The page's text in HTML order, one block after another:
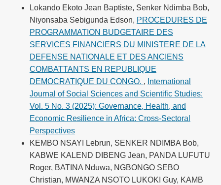
Lokando Ekoto Jean Baptiste, Senker Ndimba Bob,
Niyonsaba Sebigunda Edson, PROCEDURES DE
PROGRAMMATION BUDGETAIRE DES
SERVICES FINANCIERS DU MINISTERE DE LA
DEFENSE NATIONALE ET DES ANCIENS
COMBATTANTS EN REPUBLIQUE
DEMOCRATIQUE DU CONGO. , International
Journal of Social Sciences and Scientific Studies:
Vol. 5 No. 3 (2025): Governance, Health, and
Economic Resilience in Africa: Cross-Sectoral
Perspectives
KEMBO NSAYI Lebrun, SENKER NDIMBA Bob,
KABWE KALEND DIBENG Jean, PANDA LUFUTU
Roger, BATINA Nduwa, NGBONGO SEBO
Christian, MWANZA NSOTO LUKOKI Guy, KAMB